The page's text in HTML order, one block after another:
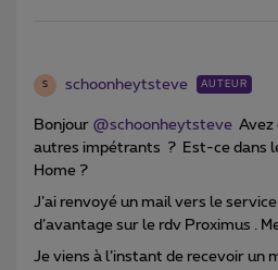
S schoonheytsteve AUTEUR
Bonjour @schoonheytsteve Avez
autres impétrants ? Est-ce dans
Home ?
J’ai renvoyé un mail vers le
d’avantage sur le rdv Proximus .
Je viens à l’instant de recevoir un